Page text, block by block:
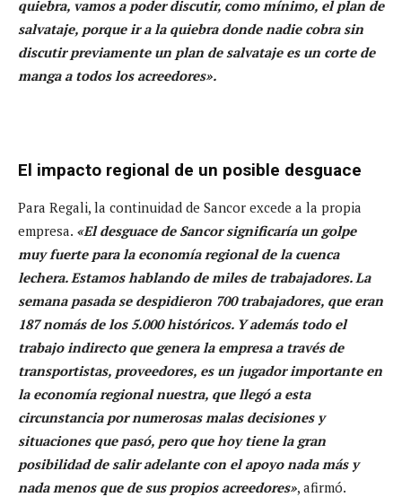
quiebra, vamos a poder discutir, como mínimo, el plan de
salvataje, porque ir a la quiebra donde nadie cobra sin
discutir previamente un plan de salvataje es un corte de
manga a todos los acreedores».
El impacto regional de un posible desguace
Para Regali, la continuidad de Sancor excede a la propia
empresa. «El desguace de Sancor significaría un golpe
muy fuerte para la economía regional de la cuenca
lechera. Estamos hablando de miles de trabajadores. La
semana pasada se despidieron 700 trabajadores, que eran
187 nomás de los 5.000 históricos. Y además todo el
trabajo indirecto que genera la empresa a través de
transportistas, proveedores, es un jugador importante en
la economía regional nuestra, que llegó a esta
circunstancia por numerosas malas decisiones y
situaciones que pasó, pero que hoy tiene la gran
posibilidad de salir adelante con el apoyo nada más y
nada menos que de sus propios acreedores», afirmó.